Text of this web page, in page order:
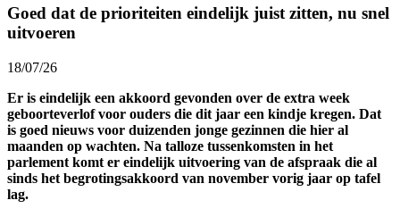
Goed dat de prioriteiten eindelijk juist zitten, nu snel
uitvoeren
18/07/26
Er is eindelijk een akkoord gevonden over de extra week
geboorteverlof voor ouders die dit jaar een kindje kregen. Dat
is goed nieuws voor duizenden jonge gezinnen die hier al
maanden op wachten. Na talloze tussenkomsten in het
parlement komt er eindelijk uitvoering van de afspraak die al
sinds het begrotingsakkoord van november vorig jaar op tafel
lag.